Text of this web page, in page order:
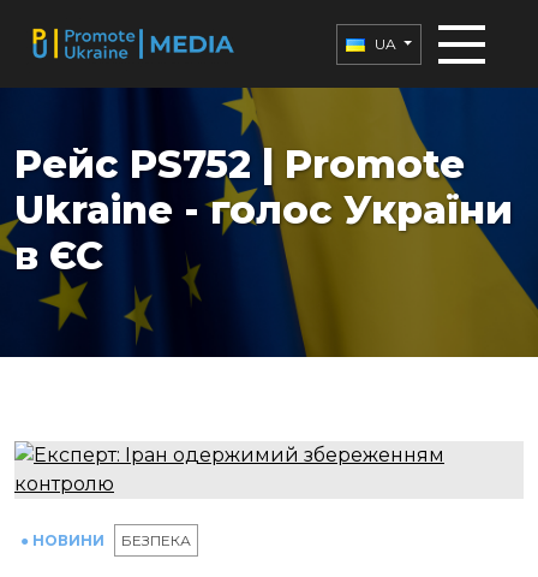
UA
Рейс PS752 | Promote
Ukraine - голос України
в ЄС
● НОВИНИ БЕЗПЕКА